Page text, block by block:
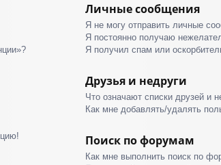
Личные сообщения
Я не могу отправить личные
Я постоянно получаю
Я получил спам или
Друзья и недруги
Что означают списки друзей и
Как мне добавлять/удалять
Поиск по форумам
Как мне выполнить поиск по